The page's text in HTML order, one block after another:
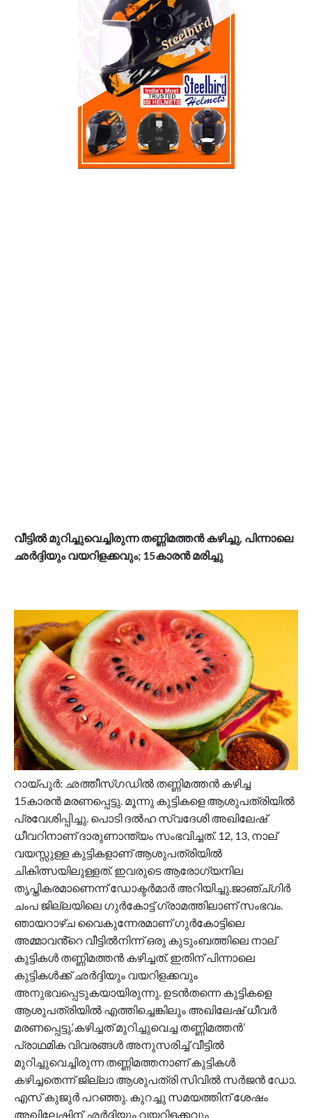
വീട്ടിൽ മുറിച്ചുവെച്ചിരുന്ന തണ്ണിമത്തൻ കഴിച്ചു, പിന്നാലെ
ഛർദ്ദിയും വയറിളക്കവും; 15കാരൻ മരിച്ചു
റായ്പുർ: ഛത്തീസ്ഗഡിൽ തണ്ണിമത്തൻ കഴിച്ച
15കാരൻ മരണപ്പെട്ടു. മൂന്നു കുട്ടികളെ ആശുപത്രിയിൽ
പ്രവേശിപ്പിച്ചു. പൊടി ദൽഹ സ്വദേശി അഖിലേഷ്
ധീവറിനാണ് ദാരുണാന്ത്യം സംഭവിച്ചത്. 12, 13, നാല്
വയസ്സുള്ള കുട്ടികളാണ് ആശുപത്രിയിൽ
ചികിത്സയിലുള്ളത്. ഇവരുടെ ആരോഗ്യനില
തൃപ്തികരമാണെന്ന് ഡോക്ടർമാർ അറിയിച്ചു.ജാഞ്ച്ഗിർ
ചംപ ജില്ലയിലെ ഗുർകോട്ട് ഗ്രാമത്തിലാണ് സംഭവം.
ഞായറാഴ്ച വൈകുന്നേരമാണ് ഗുർകോട്ടിലെ
അമ്മാവൻ്റെ വീട്ടിൽനിന്ന് ഒരു കുടുംബത്തിലെ നാല്
കുട്ടികൾ തണ്ണിമത്തൻ കഴിച്ചത്. ഇതിന് പിന്നാലെ
കുട്ടികൾക്ക് ഛർദ്ദിയും വയറിളക്കവും
അനുഭവപ്പെടുകയായിരുന്നു. ഉടൻതന്നെ കുട്ടികളെ
ആശുപത്രിയിൽ എത്തിച്ചെങ്കിലും അഖിലേഷ് ധീവർ
മരണപ്പെട്ടു.‘കഴിച്ചത് മുറിച്ചുവെച്ച തണ്ണിമത്തൻ’
പ്രാഥമിക വിവരങ്ങൾ അനുസരിച്ച് വീട്ടിൽ
മുറിച്ചുവെച്ചിരുന്ന തണ്ണിമത്തനാണ് കുട്ടികൾ
കഴിച്ചതെന്ന് ജില്ലാ ആശുപത്രി സിവിൽ സർജൻ ഡോ.
എസ് കുജുർ പറഞ്ഞു. കുറച്ചു സമയത്തിന് ശേഷം
അഖിലേഷിന് ഛർദ്ദിയും വയറിളക്കവും